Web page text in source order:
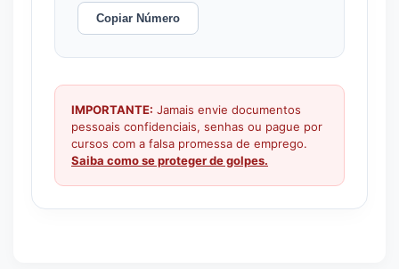
Copiar Número
IMPORTANTE: Jamais envie documentos
pessoais confidenciais, senhas ou pague por
cursos com a falsa promessa de emprego.
Saiba como se proteger de golpes.